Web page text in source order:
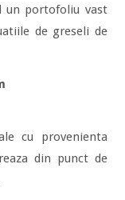
un portofoliu vast
de greseli de
cu provenienta
din punct de